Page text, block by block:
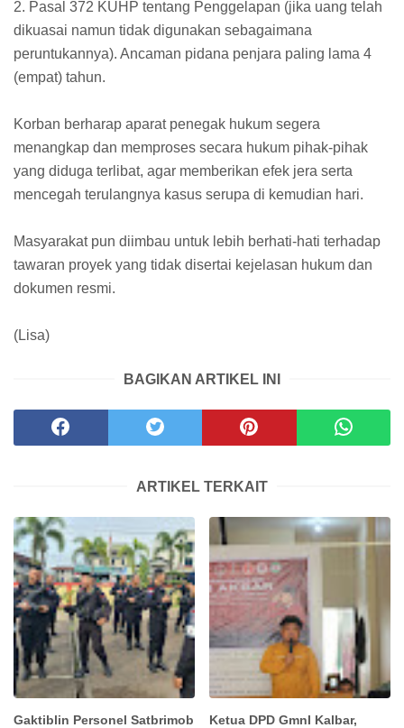
2. Pasal 372 KUHP tentang Penggelapan (jika uang telah
dikuasai namun tidak digunakan sebagaimana
peruntukannya). Ancaman pidana penjara paling lama 4
(empat) tahun.
Korban berharap aparat penegak hukum segera
menangkap dan memproses secara hukum pihak-pihak
yang diduga terlibat, agar memberikan efek jera serta
mencegah terulangnya kasus serupa di kemudian hari.
Masyarakat pun diimbau untuk lebih berhati-hati terhadap
tawaran proyek yang tidak disertai kejelasan hukum dan
dokumen resmi.
(Lisa)
BAGIKAN ARTIKEL INI
ARTIKEL TERKAIT
Gaktiblin Personel Satbrimob
Ketua DPD GmnI Kalbar,